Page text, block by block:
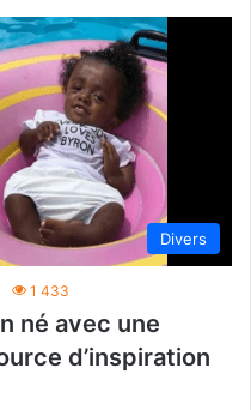
Divers
1 433
né avec une
d’inspiration